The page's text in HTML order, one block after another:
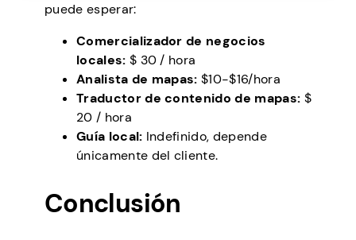
puede esperar:
Comercializador de negocios
locales: $ 30 / hora
Analista de mapas: $10-$16/hora
Traductor de contenido de mapas: $
20 / hora
Guía local: Indefinido, depende
únicamente del cliente.
Conclusión